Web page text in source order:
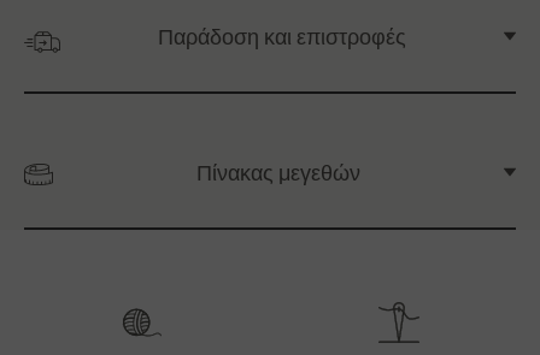
Παράδοση και επιστροφές
Πίνακας μεγεθών